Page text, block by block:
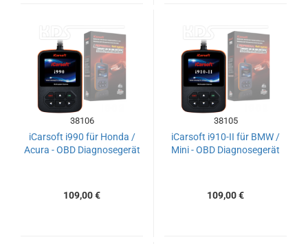
38106
iCarsoft i990 für Honda /
Acura - OBD Diagnosegerät
109,00 €
38105
iCarsoft i910-II für BMW /
Mini - OBD Diagnosegerät
109,00 €